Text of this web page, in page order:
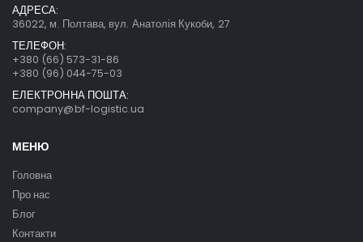
АДРЕСА:
36022, м. Полтава, вул. Анатолія Кукоби, 27
ТЕЛЕФОН:
+380 (66) 573-31-86
+380 (96) 044-75-03
ЕЛЕКТРОННА ПОШТА:
company@bf-logistic.ua
МЕНЮ
Головна
Про нас
Блог
Контакти